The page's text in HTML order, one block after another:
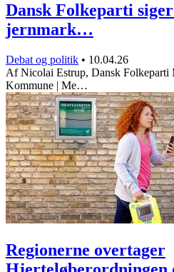
Dansk Folkeparti
jernmark…
Debat og politik • 10.04.26
Af Nicolai Estrup, Dansk Folkeparti
Kommune | Me…
Regionerne overtager